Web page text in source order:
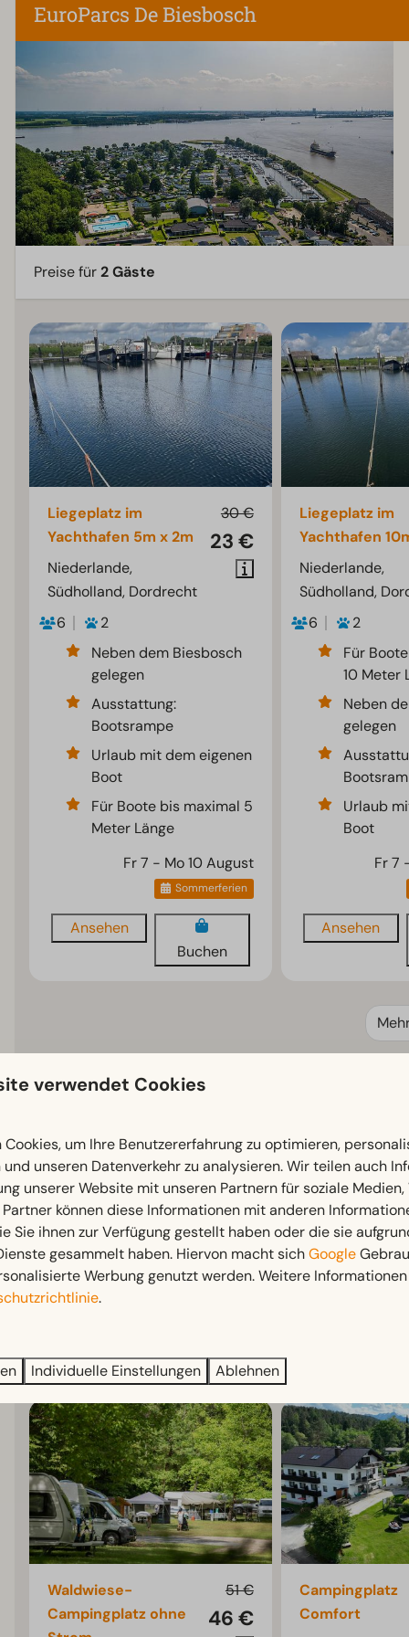
EuroParcs De Biesbosch
Preise für2 Gäste
30 €
23 €
Liegeplatz im
Yachthafen 5m x 2m
Niederlande,
Südholland, Dordrecht
6
2
Neben dem Biesbosch
gelegen
Ausstattung:
Bootsrampe
Urlaub mit dem eigenen
Boot
Für Boote bis maximal 5
Meter Länge
Fr 7 - Mo 10 August
Sommerferien
Ansehen
Buchen
Liegeplatz im
Yachthafen
Niederlande,
Südholland,
6
2
Für
10 Meter
Neben
gelegen
Urlaub
Boot
Fr 7
Ansehen
51 €
46 €
Waldwiese-
Campingplatz ohne
Campingplatz
Comfort
verwendet Cookies
um Ihre Benutzererfahrung zu optimieren,
unseren Datenverkehr zu analysieren. Wir teilen auch
unserer Website mit unseren Partnern für soziale
können diese Informationen mit anderen
Sie ihnen zur Verfügung gestellt haben oder die sie
gesammelt haben. Hiervon macht sichGoogle
Werbung genutzt werden. Weitere
.
Individuelle Einstellungen Ablehnen